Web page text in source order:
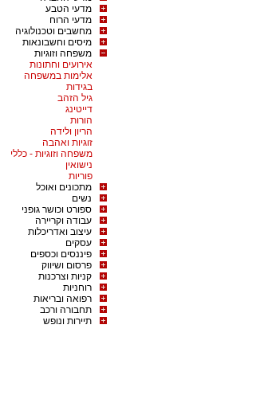
מדעי הטבע
מדעי הרוח
מחשבים וטכנולוגיה
מיסים וחשבונאות
משפחה וזוגיות
אירועים וחתונות
אלימות במשפחה
בגידות
גיל הזהב
דייטינג
הורות
הריון ולידה
זוגיות ואהבה
משפחה וזוגיות - כללי
נישואין
פוריות
מתכונים ואוכל
נשים
ספורט וכושר גופני
עבודה וקריירה
עיצוב ואדריכלות
עסקים
פיננסים וכספים
פרסום ושיווק
קניות וצרכנות
רוחניות
רפואה ובריאות
תחבורה ורכב
תיירות ונופש